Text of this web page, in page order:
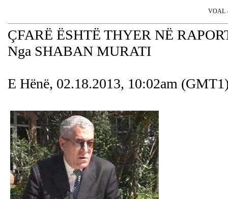
VOAL
ÇFARË ËSHTË THYER NË
Nga SHABAN MURATI
E Hënë, 02.18.2013, 10:02am